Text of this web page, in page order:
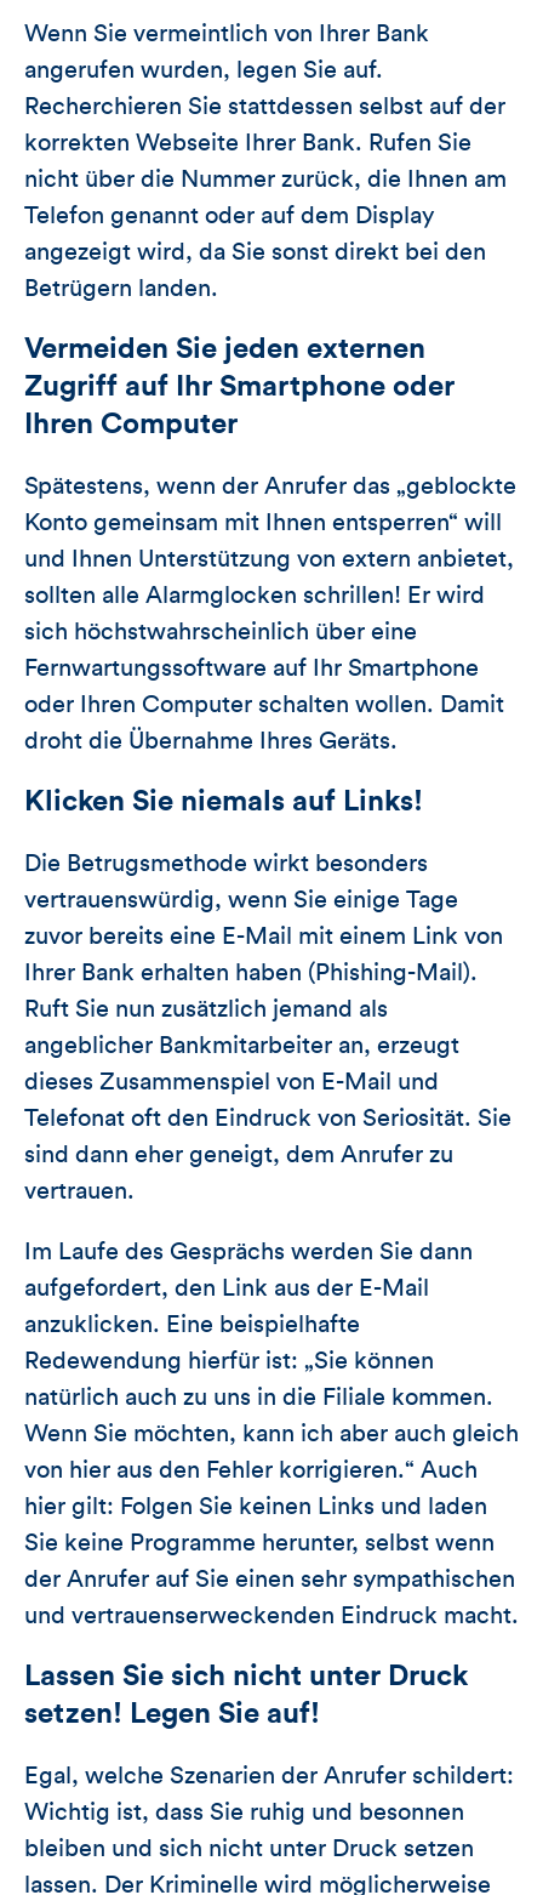
Wenn Sie vermeintlich von Ihrer Bank
angerufen wurden, legen Sie auf.
Recherchieren Sie stattdessen selbst auf der
korrekten Webseite Ihrer Bank. Rufen Sie
nicht über die Nummer zurück, die Ihnen am
Telefon genannt oder auf dem Display
angezeigt wird, da Sie sonst direkt bei den
Betrügern landen.
Vermeiden Sie jeden externen
Zugriff auf Ihr Smartphone oder
Ihren Computer
Spätestens, wenn der Anrufer das „geblockte
Konto gemeinsam mit Ihnen entsperren“ will
und Ihnen Unterstützung von extern anbietet,
sollten alle Alarmglocken schrillen! Er wird
sich höchstwahrscheinlich über eine
Fernwartungssoftware auf Ihr Smartphone
oder Ihren Computer schalten wollen. Damit
droht die Übernahme Ihres Geräts.
Klicken Sie niemals auf Links!
Die Betrugsmethode wirkt besonders
vertrauenswürdig, wenn Sie einige Tage
zuvor bereits eine E-Mail mit einem Link von
Ihrer Bank erhalten haben (Phishing-Mail).
Ruft Sie nun zusätzlich jemand als
angeblicher Bankmitarbeiter an, erzeugt
dieses Zusammenspiel von E-Mail und
Telefonat oft den Eindruck von Seriosität. Sie
sind dann eher geneigt, dem Anrufer zu
vertrauen.
Im Laufe des Gesprächs werden Sie dann
aufgefordert, den Link aus der E-Mail
anzuklicken. Eine beispielhafte
Redewendung hierfür ist: „Sie können
natürlich auch zu uns in die Filiale kommen.
Wenn Sie möchten, kann ich aber auch gleich
von hier aus den Fehler korrigieren.“ Auch
hier gilt: Folgen Sie keinen Links und laden
Sie keine Programme herunter, selbst wenn
der Anrufer auf Sie einen sehr sympathischen
und vertrauenserweckenden Eindruck macht.
Lassen Sie sich nicht unter Druck
setzen! Legen Sie auf!
Egal, welche Szenarien der Anrufer schildert:
Wichtig ist, dass Sie ruhig und besonnen
bleiben und sich nicht unter Druck setzen
lassen. Der Kriminelle wird möglicherweise